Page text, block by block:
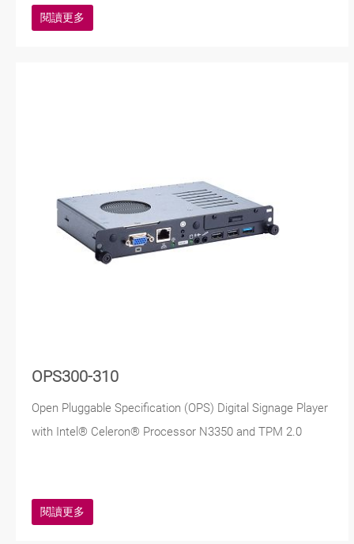
閱讀更多
OPS300-310
Open Pluggable Specification (OPS) Digital Signage Player
with Intel® Celeron® Processor N3350 and TPM 2.0
閱讀更多